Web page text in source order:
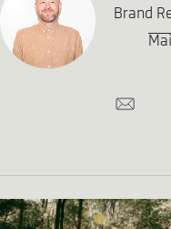
Brand